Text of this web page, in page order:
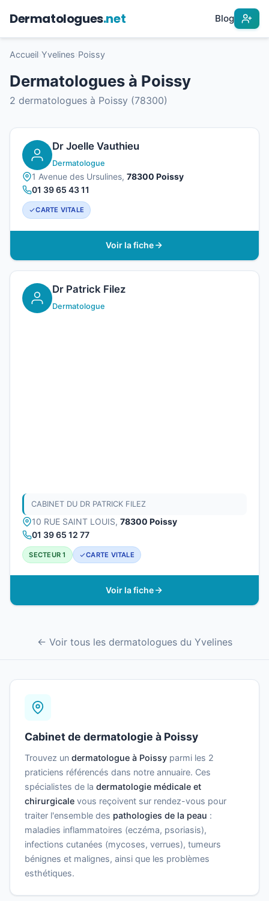
Dermatologues.net Blog
Accueil Yvelines Poissy
Dermatologues à Poissy
2 dermatologues à Poissy (78300)
Dr Joelle Vauthieu
Dermatologue
1 Avenue des Ursulines, 78300 Poissy
01 39 65 43 11
CARTE VITALE
Voir la fiche
Dr Patrick Filez
Dermatologue
CABINET DU DR PATRICK FILEZ
10 RUE SAINT LOUIS, 78300 Poissy
01 39 65 12 77
SECTEUR 1 CARTE VITALE
Voir la fiche
← Voir tous les dermatologues du Yvelines
Cabinet de dermatologie à Poissy
Trouvez un dermatologue à Poissy parmi les 2
praticiens référencés dans notre annuaire. Ces
spécialistes de la dermatologie médicale et
chirurgicale vous reçoivent sur rendez-vous pour
traiter l'ensemble des pathologies de la peau :
maladies inflammatoires (eczéma, psoriasis),
infections cutanées (mycoses, verrues), tumeurs
bénignes et malignes, ainsi que les problèmes
esthétiques.